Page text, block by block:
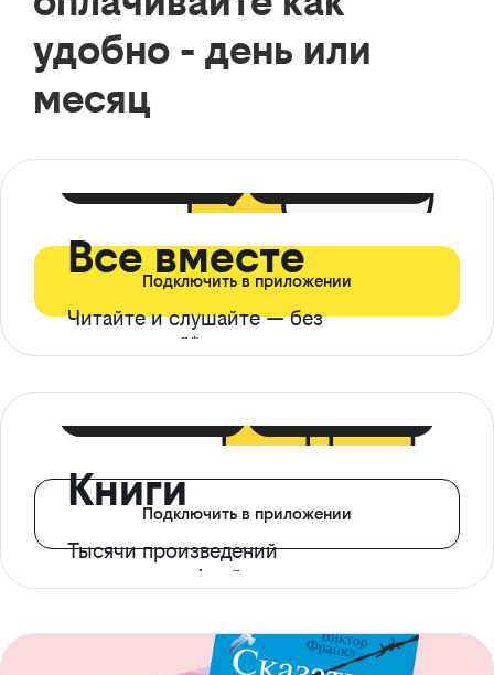
удобно - день или
месяц
Все вместе
Читайте и слушайте — без
ограничений*
Подключить в приложении
Книги
Тысячи произведений
с доступом офлайн
Подключить в приложении